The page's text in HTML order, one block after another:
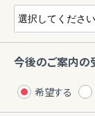
今後のご案内の
希望する